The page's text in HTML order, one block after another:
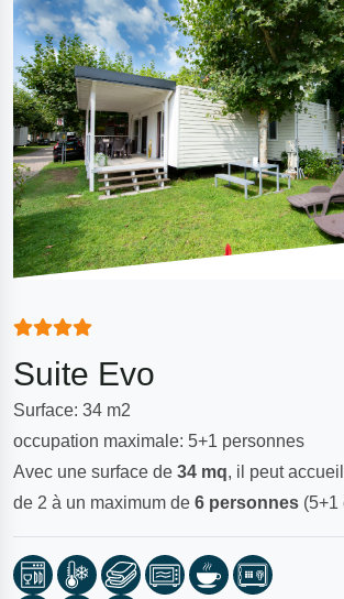
Suite Evo
Surface: 34 m2
occupation maximale: 5+1 personnes
Avec une surface de 34 mq, il peut
de 2 à un maximum de 6 personnes (5+1